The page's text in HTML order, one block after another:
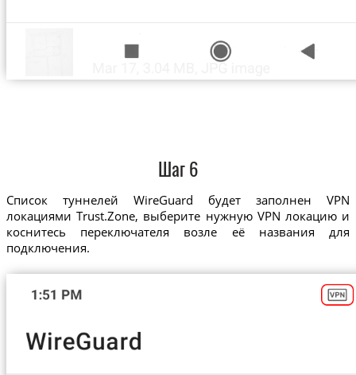
Шаг 6
Список туннелей WireGuard будет заполнен VPN
локациями Trust.Zone, выберите нужную VPN локацию и
коснитесь переключателя возле её названия для
подключения.